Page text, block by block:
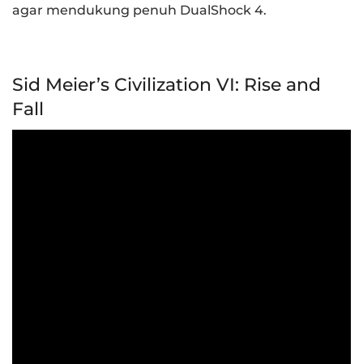
agar mendukung penuh DualShock 4.
Sid Meier’s Civilization VI: Rise and
Fall